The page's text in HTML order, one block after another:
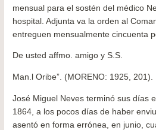
mensual para el sostén del médico
hospital. Adjunta va la orden al
entreguen mensualmente cincuenta
De usted affmo. amigo y S.S.
Man.l Oribe”. (MORENO: 1925, 201).
José Miguel Neves terminó sus días
1864, a los pocos días de haber
asentó en forma errónea, en junio,